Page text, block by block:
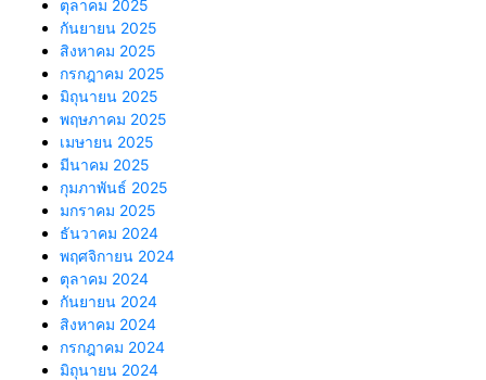
ตุลาคม 2025
กันยายน 2025
สิงหาคม 2025
กรกฎาคม 2025
มิถุนายน 2025
พฤษภาคม 2025
เมษายน 2025
มีนาคม 2025
กุมภาพันธ์ 2025
มกราคม 2025
ธันวาคม 2024
พฤศจิกายน 2024
ตุลาคม 2024
กันยายน 2024
สิงหาคม 2024
กรกฎาคม 2024
มิถุนายน 2024